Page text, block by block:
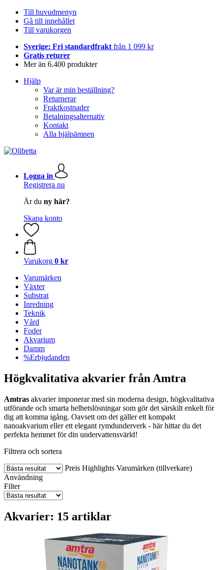
Till huvudmenyn
Gå till innehållet
Till varukorgen
Sverige: Fri standardfrakt från 1 099 kr
Gratis returer
Mer än 6.400 produkter
Hjälp
Var är min beställning?
Returnerar
Fraktkostnader
Betalningsalternativ
Kontakt
Alla hjälpämnen
Logga in
Registrera nu
Är du ny här?
Skapa konto
Varukorg 0 kr
Varumärken
Växter
Substrat
Inredning
Teknik
Vård
Foder
Akvarium
Damm
%Erbjudanden
Högkvalitativa akvarier från Amtra
Amtras akvarier imponerar med sin moderna design, högkvalitativa
utförande och smarta helhetslösningar som gör det särskilt enkelt för
dig att komma igång. Oavsett om det gäller ett kompakt
nanoakvarium eller ett elegant rymdunderverk - här hittar du det
perfekta hemmet för din undervattensvärld!
Filtrera och sortera
Preis Highlights Varumärken (tillverkare)
Användning
Filter
Akvarier: 15 artiklar